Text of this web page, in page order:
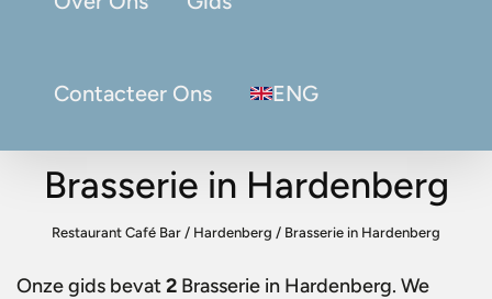
Contacteer Ons ENG
Brasserie in Hardenberg
Restaurant Café Bar / Hardenberg / Brasserie in Hardenberg
Onze gids bevat2 Brasserie in Hardenberg. We